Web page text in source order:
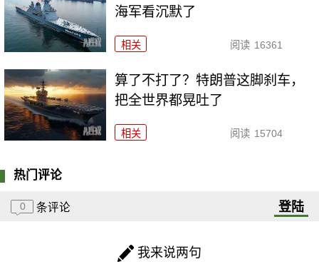
海军看沉默了
相关 阅读 16361
算了不打了？特朗普这脚刹车，
把全世界都晃吐了
相关 阅读 15704
热门评论
0 条评论 登陆
我来说两句